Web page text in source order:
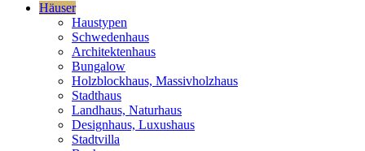
Häuser
Haustypen
Schwedenhaus
Architektenhaus
Bungalow
Holzblockhaus, Massivholzhaus
Stadthaus
Landhaus, Naturhaus
Designhaus, Luxushaus
Stadtvilla